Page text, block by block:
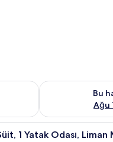
8 - Ağu 9
Bu
Ağu
Bu hafta sonu
güneşlik/perde Executive
1 Yatak Odası, Liman